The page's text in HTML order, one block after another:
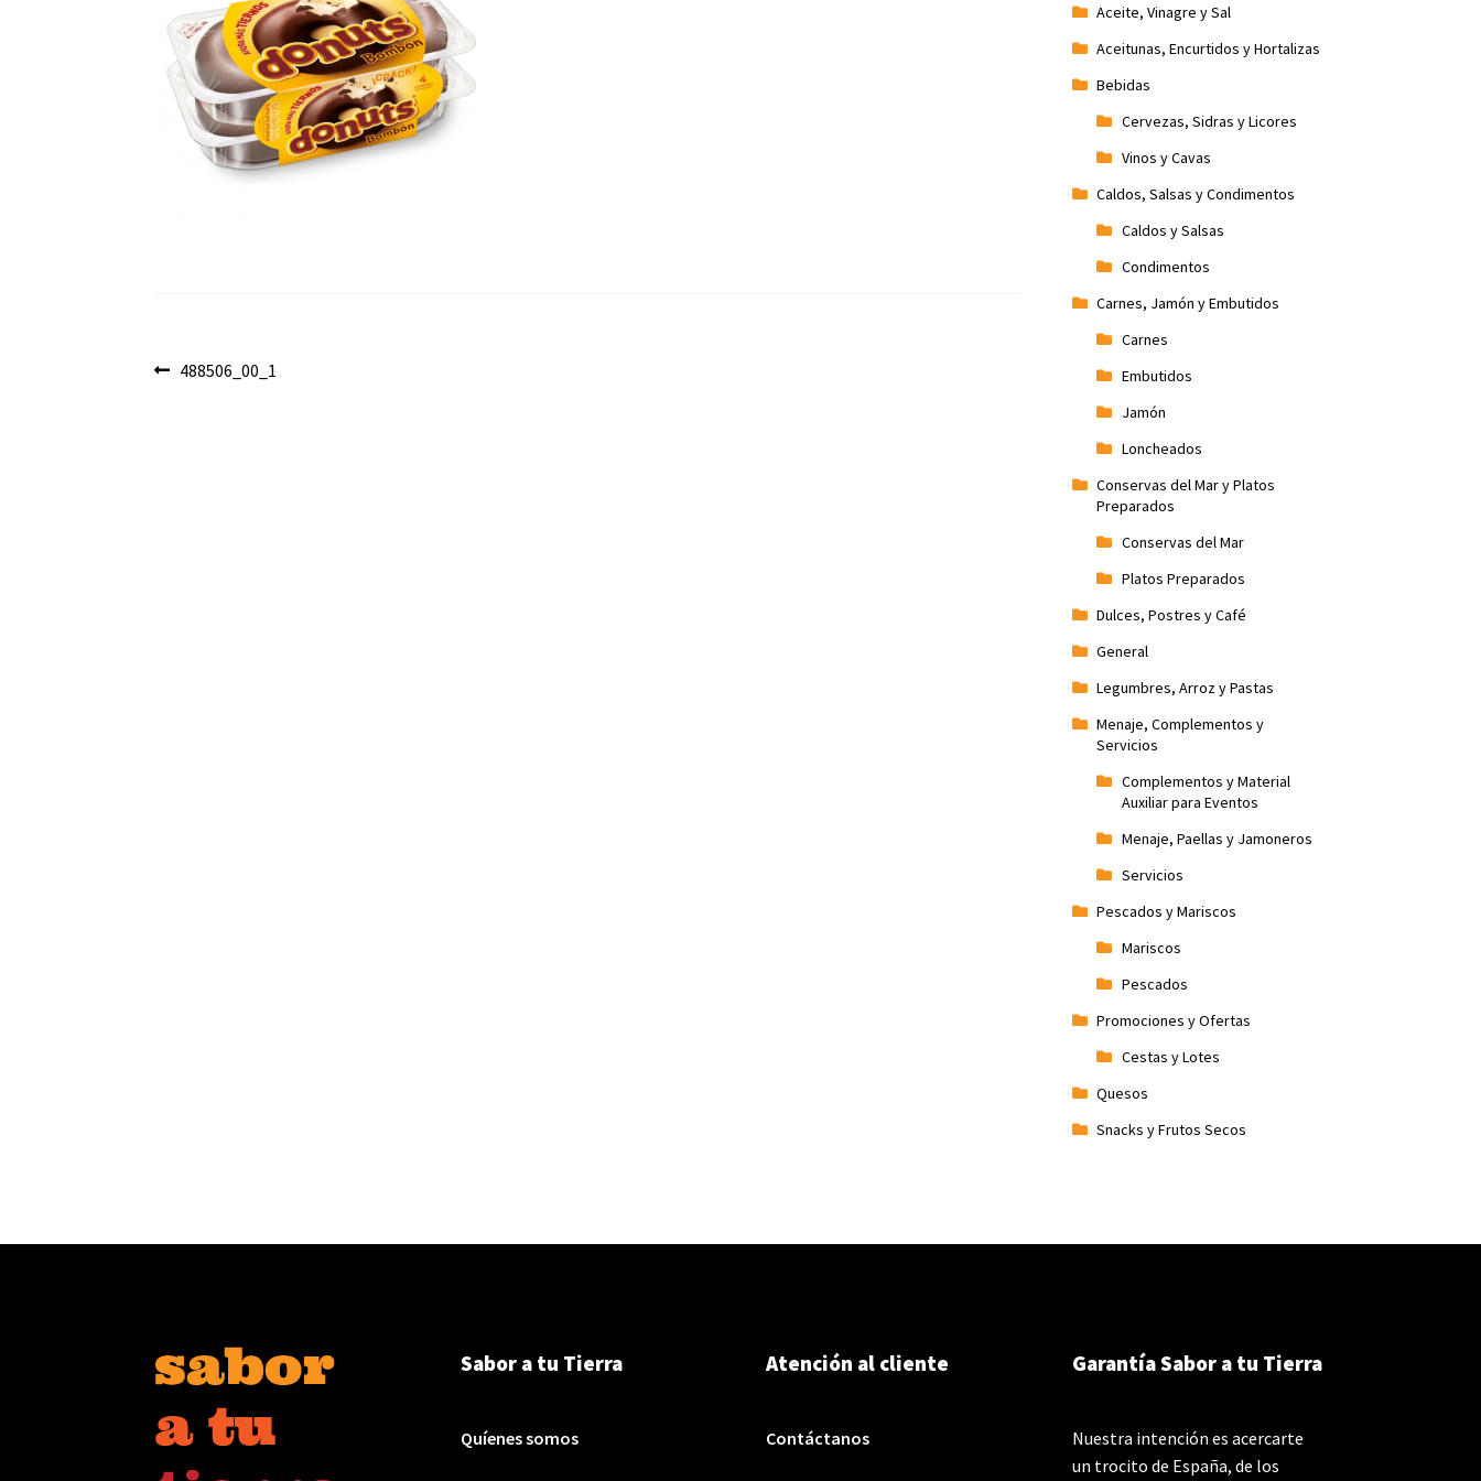
Navegación
Anterior:
488506_00_1
Aceite, Vinagre y Sal
Aceitunas, Encurtidos y Hortalizas
Bebidas
Cervezas, Sidras y Licores
Vinos y Cavas
Caldos, Salsas y Condimentos
Caldos y Salsas
Condimentos
Carnes, Jamón y Embutidos
Carnes
Embutidos
Jamón
Loncheados
Conservas del Mar y Platos
Preparados
Conservas del Mar
Platos Preparados
Dulces, Postres y Café
General
Legumbres, Arroz y Pastas
Menaje, Complementos y
Servicios
Complementos y Material
Auxiliar para Eventos
Menaje, Paellas y Jamoneros
Servicios
Pescados y Mariscos
Mariscos
Pescados
Promociones y Ofertas
Cestas y Lotes
Quesos
Snacks y Frutos Secos
Sabor a tu Tierra
Quíenes somos
Atención al cliente
Contáctanos
Garantía Sabor a tu Tierra
Nuestra intención es acercarte
un trocito de España, de los